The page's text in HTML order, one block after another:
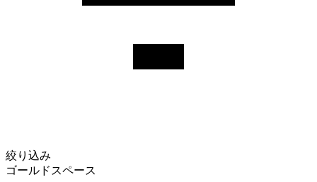
絞り込み
ゴールドスペース